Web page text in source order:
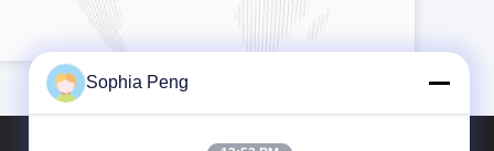
Sophia Peng